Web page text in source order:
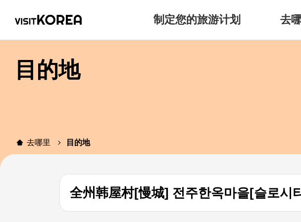
制定您的旅游计划 去
目的地
去哪里 目的地
全州韩屋村[慢城] 전주한옥마을[슬로시